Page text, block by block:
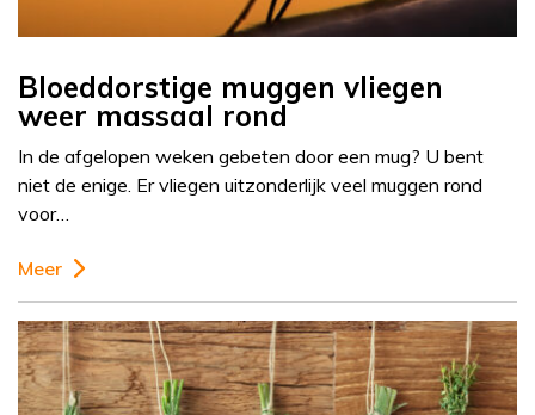
Bloeddorstige muggen vliegen
weer massaal rond
In de afgelopen weken gebeten door een mug? U bent
niet de enige. Er vliegen uitzonderlijk veel muggen rond
voor…
Meer